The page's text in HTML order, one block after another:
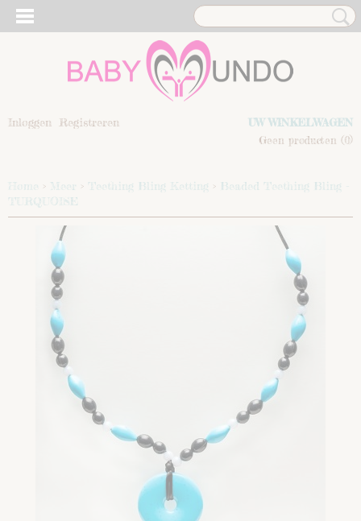
Inloggen Registreren
UW WINKELWAGEN
Geen producten (0)
Home > Meer > Teething Bling Ketting > Beaded Teething Bling -
TURQUOISE